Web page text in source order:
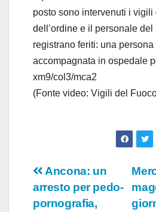
d
e
o
posto sono intervenuti i vigili
dell’ordine e il personale del
registrano feriti: una persona
accompagnata in ospedale
xm9/col3/mca2
(Fonte video: Vigili del
Navigazione
articoli
Ancona: un
arresto per pedo-
pornografia,